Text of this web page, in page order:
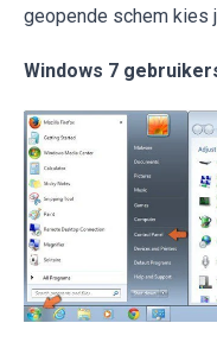
geopende schem kies
Windows 7